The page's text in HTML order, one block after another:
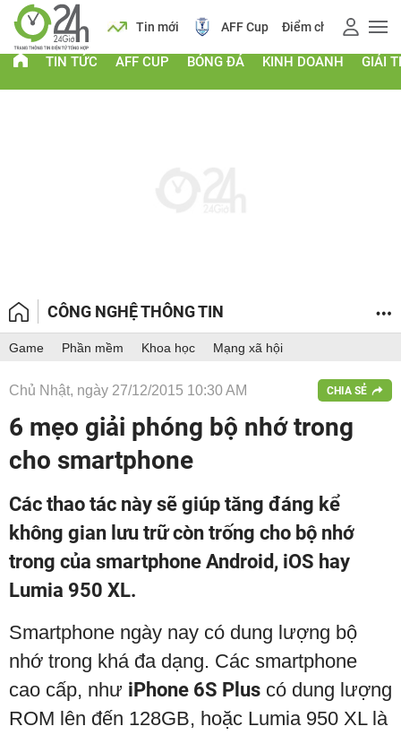
Lịch Tin mới AFF Cup Điểm chuẩn 2026
TIN TỨC AFF CUP BÓNG ĐÁ KINH DOANH GIẢI
CÔNG NGHỆ THÔNG TIN
Game Phần mềm Khoa học Mạng xã hội
Chủ Nhật, ngày 27/12/2015 10:30 AM CHIA SẺ
6 mẹo giải phóng bộ nhớ trong
cho smartphone
Các thao tác này sẽ giúp tăng đáng kể
không gian lưu trữ còn trống cho bộ nhớ
trong của smartphone Android, iOS hay
Lumia 950 XL.
Smartphone ngày nay có dung lượng bộ
nhớ trong khá đa dạng. Các smartphone
cao cấp, như iPhone 6S Plus có dung lượng
ROM lên đến 128GB, hoặc Lumia 950 XL là